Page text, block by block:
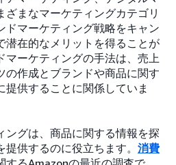
ざまなマーケティングカテゴリ
ドマーケティング戦略をキャン
潜在的なメリットを得ることが
マーケティングの手法は、売上
の作成とブランドや商品に関す
提供することに関係していま
ングは、商品に関する情報を探
供するのに役立ちます。 消費